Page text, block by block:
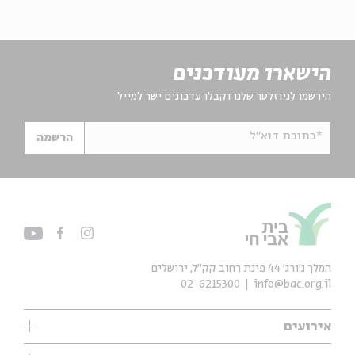
הישארו מעודכנים
הירשמו לניוזלטר שלנו וקבלו עדכונים ישר למייל
*כתובת דוא"ל הרשמה
אירועים
המלך ג'ורג' 44 פינת רחוב קק״ל, ירושלים
info@bac.org.il
02-6215300